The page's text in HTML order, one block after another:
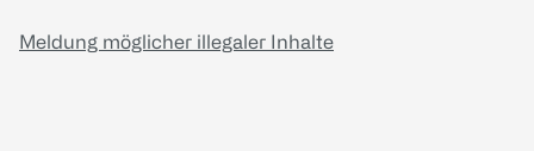
Meldung möglicher illegaler Inhalte